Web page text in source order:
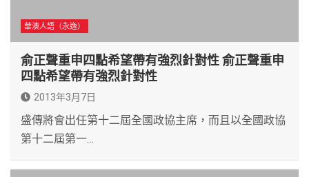
華澳人語（永逸）
俞正聲重申四點希望帶有強烈針對性 俞正聲重申
四點希望帶有強烈針對性
2013年3月7日
盛傳將會出任第十二屆全國政協主席，而且以全國政協
第十二屆第一…